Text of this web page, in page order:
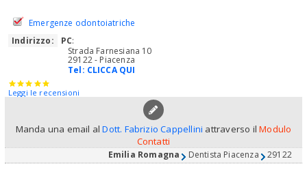
Emergenze odontoiatriche
Indirizzo:
PC:
Strada Farnesiana 10
29122 - Piacenza
Tel: CLICCA QUI
Leggi le recensioni
Manda una email alDott. Fabrizio Cappellini attraverso ilModulo
Contatti
Emilia Romagna Dentista Piacenza 29122